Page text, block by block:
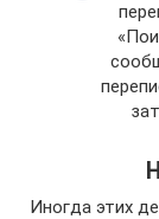
Иногда этих